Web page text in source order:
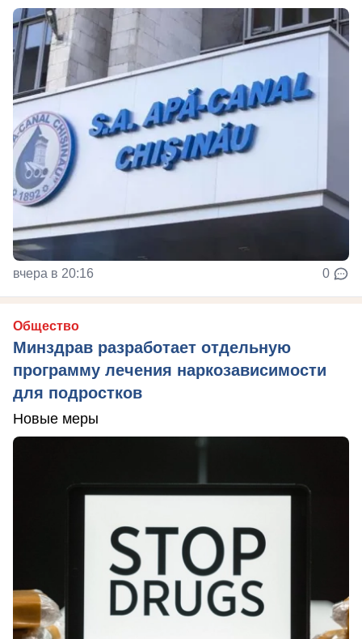
вчера в 20:16 0
Общество
Минздрав разработает отдельную
программу лечения наркозависимости
для подростков
Новые меры